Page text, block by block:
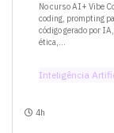
No curso AI+ Vibe
coding, prompting
código gerado por
ética,...
Inteligência
4h